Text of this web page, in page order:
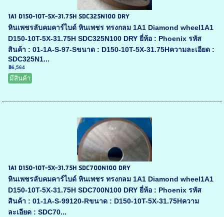
1A1 D150-10T-5X-31.75H SDC325N100 DRY
หินเพชรลับคมคาร์ไบด์ หินเพชร ทรงกลม 1A1 Diamond wheel1A1
D150-10T-5X-31.75H SDC325N100 DRY ยี่ห้อ : Phoenix รหัส
สินค้า : 01-1A-S-97-Sขนาด : D150-10T-5X-31.75Hความละเอียด :
SDC325N1...
฿6,564
มีสินค้า
1A1 D150-10T-5X-31.75H SDC700N100 DRY
หินเพชรลับคมคาร์ไบด์ หินเพชร ทรงกลม 1A1 Diamond wheel1A1
D150-10T-5X-31.75H SDC700N100 DRY ยี่ห้อ : Phoenix รหัส
สินค้า : 01-1A-S-99120-Rขนาด : D150-10T-5X-31.75Hความ
ละเอียด : SDC70...